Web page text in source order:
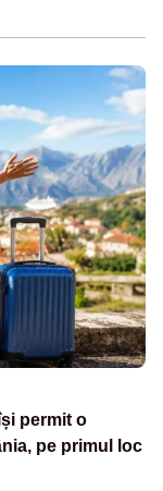
permit o
pe primul loc